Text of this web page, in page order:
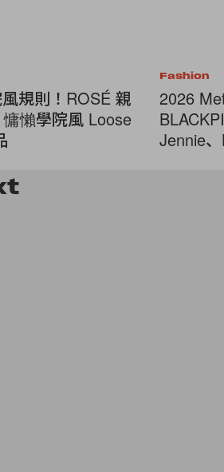
規則！ROSÉ 親
慵懶學院風 Loose
Fashion
2026
Jennie